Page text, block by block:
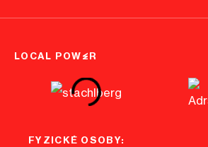
LOCAL POWER
FYZICKÉ OSOBY: